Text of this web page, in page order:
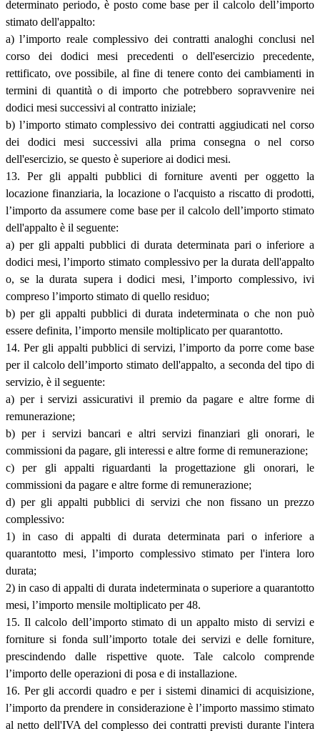
determinato periodo, è posto come base per il calcolo dell’importo
stimato dell'appalto:
a) l’importo reale complessivo dei contratti analoghi conclusi nel
corso dei dodici mesi precedenti o dell'esercizio precedente,
rettificato, ove possibile, al fine di tenere conto dei cambiamenti in
termini di quantità o di importo che potrebbero sopravvenire nei
dodici mesi successivi al contratto iniziale;
b) l’importo stimato complessivo dei contratti aggiudicati nel corso
dei dodici mesi successivi alla prima consegna o nel corso
dell'esercizio, se questo è superiore ai dodici mesi.
13. Per gli appalti pubblici di forniture aventi per oggetto la
locazione finanziaria, la locazione o l'acquisto a riscatto di prodotti,
l’importo da assumere come base per il calcolo dell’importo stimato
dell'appalto è il seguente:
a) per gli appalti pubblici di durata determinata pari o inferiore a
dodici mesi, l’importo stimato complessivo per la durata dell'appalto
o, se la durata supera i dodici mesi, l’importo complessivo, ivi
compreso l’importo stimato di quello residuo;
b) per gli appalti pubblici di durata indeterminata o che non può
essere definita, l’importo mensile moltiplicato per quarantotto.
14. Per gli appalti pubblici di servizi, l’importo da porre come base
per il calcolo dell’importo stimato dell'appalto, a seconda del tipo di
servizio, è il seguente:
a) per i servizi assicurativi il premio da pagare e altre forme di
remunerazione;
b) per i servizi bancari e altri servizi finanziari gli onorari, le
commissioni da pagare, gli interessi e altre forme di remunerazione;
c) per gli appalti riguardanti la progettazione gli onorari, le
commissioni da pagare e altre forme di remunerazione;
d) per gli appalti pubblici di servizi che non fissano un prezzo
complessivo:
1) in caso di appalti di durata determinata pari o inferiore a
quarantotto mesi, l’importo complessivo stimato per l'intera loro
durata;
2) in caso di appalti di durata indeterminata o superiore a quarantotto
mesi, l’importo mensile moltiplicato per 48.
15. Il calcolo dell’importo stimato di un appalto misto di servizi e
forniture si fonda sull’importo totale dei servizi e delle forniture,
prescindendo dalle rispettive quote. Tale calcolo comprende
l’importo delle operazioni di posa e di installazione.
16. Per gli accordi quadro e per i sistemi dinamici di acquisizione,
l’importo da prendere in considerazione è l’importo massimo stimato
al netto dell'IVA del complesso dei contratti previsti durante l'intera